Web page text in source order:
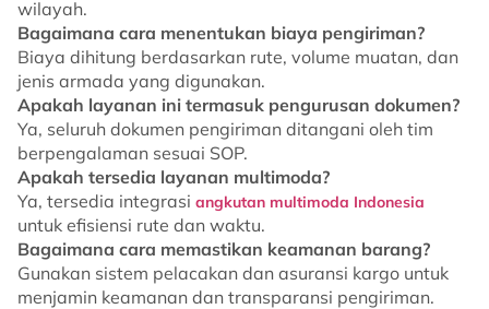
wilayah.
Bagaimana cara menentukan biaya pengiriman?
Biaya dihitung berdasarkan rute, volume muatan, dan
jenis armada yang digunakan.
Apakah layanan ini termasuk pengurusan dokumen?
Ya, seluruh dokumen pengiriman ditangani oleh tim
berpengalaman sesuai SOP.
Apakah tersedia layanan multimoda?
Ya, tersedia integrasi angkutan multimoda Indonesia
untuk efisiensi rute dan waktu.
Bagaimana cara memastikan keamanan barang?
Gunakan sistem pelacakan dan asuransi kargo untuk
menjamin keamanan dan transparansi pengiriman.